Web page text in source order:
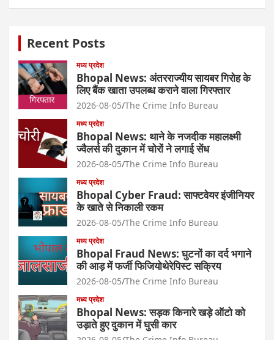
Recent Posts
मध्य प्रदेश
Bhopal News: अंतरराज्यीय सायबर गिरोह के
लिए बैंक खाता उपलब्ध कराने वाला गिरफ्तार
2026-08-05 The Crime Info Bureau
मध्य प्रदेश
Bhopal News: थाने के नजदीक महालक्ष्मी
ज्वैलर्स की दुकान में चोरों ने लगाई सेंध
2026-08-05 The Crime Info Bureau
मध्य प्रदेश
Bhopal Cyber Fraud: साफ्टवेयर इंजीनियर
के खाते से निकाली रकम
2026-08-05 The Crime Info Bureau
मध्य प्रदेश
Bhopal Fraud News: घुटनों का दर्द भगाने
की आड़ में फर्जी फिजियोथेरेपिस्ट सक्रिय
2026-08-05 The Crime Info Bureau
मध्य प्रदेश
Bhopal News: सड़क किनारे खड़े ऑटो को
उड़ाते हुए दुकान में घुसी कार